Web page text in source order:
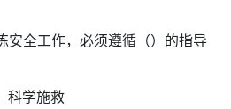
安全工作，必须遵循（）的指导
科学施救